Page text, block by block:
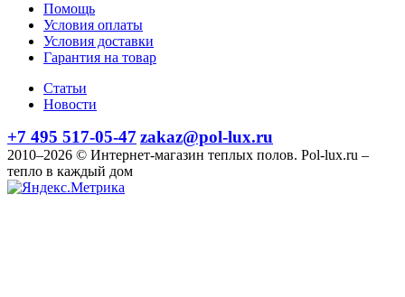
Помощь
Условия оплаты
Условия доставки
Гарантия на товар
Статьи
Новости
+7 495 517-05-47 zakaz@pol-lux.ru
2010–2026 © Интернет-магазин теплых полов. Pol-lux.ru –
тепло в каждый дом